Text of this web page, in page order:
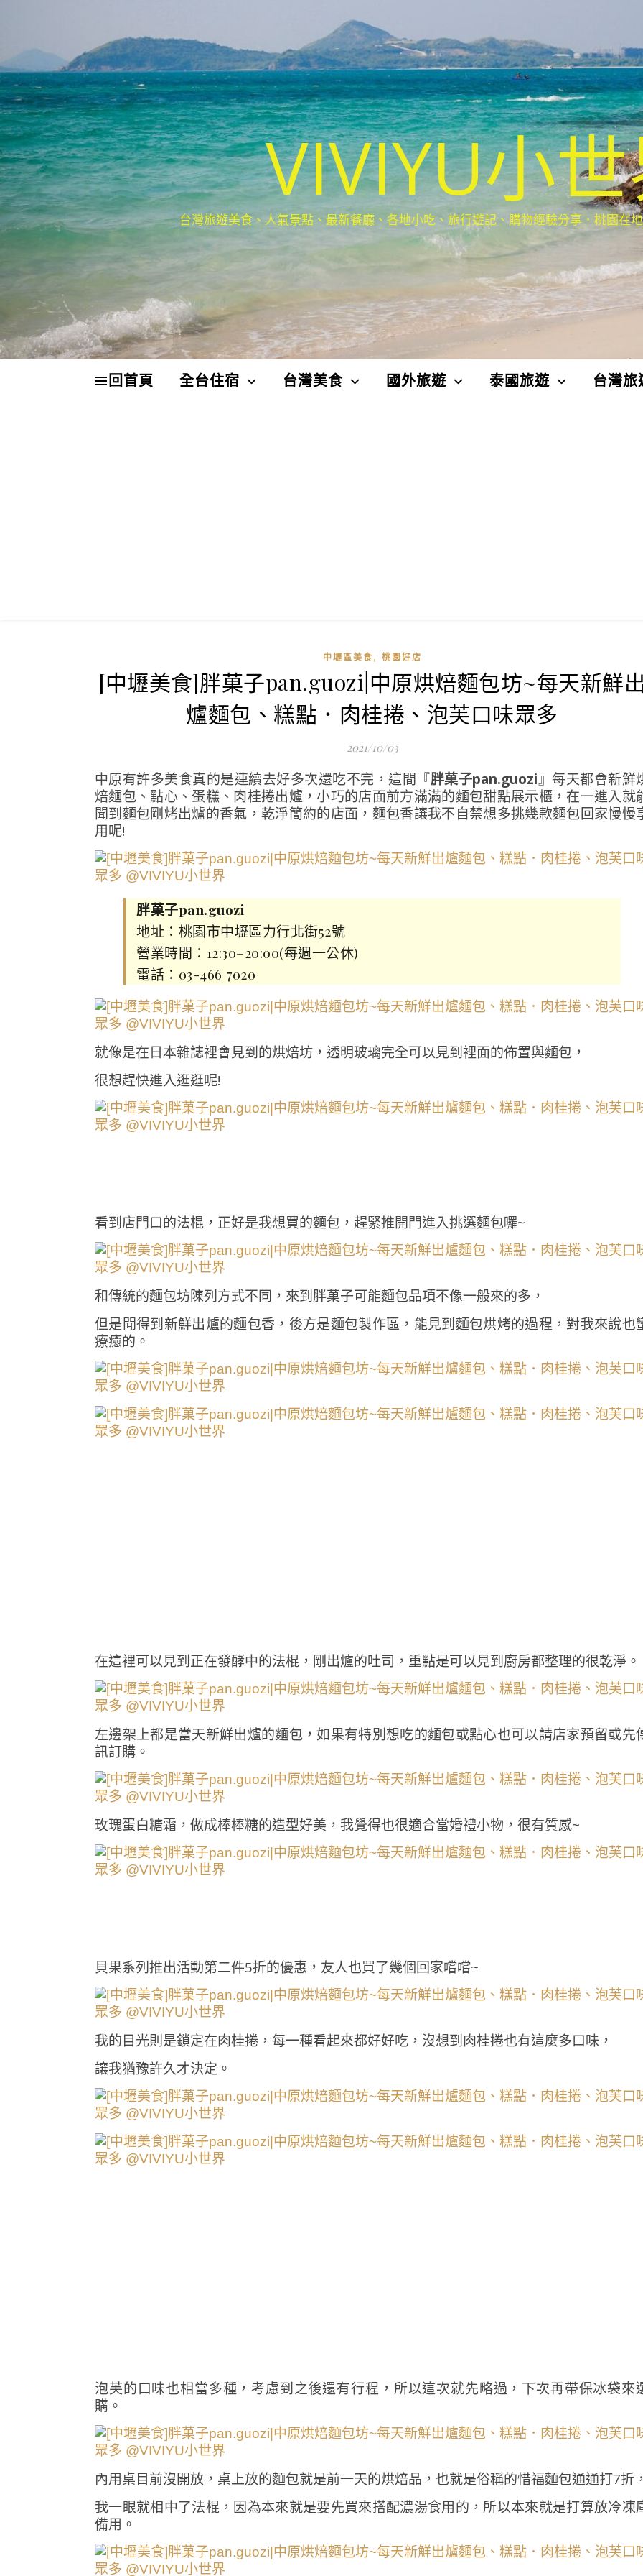
VIVIYU小
台灣旅遊美食、人氣景點、最新餐廳、各地小吃、旅行遊記、購物經驗分享．桃園在
回首頁 全台住宿 台灣美食 國外旅遊 泰國旅遊 台灣旅
中壢區美食 , 桃園好店
[中壢美食]胖菓子pan.guozi|中原烘焙麵包坊~每天新鮮
爐麵包、糕點．肉桂捲、泡芙口味眾多
2021/10/03
中原有許多美食真的是連續去好多次還吃不完，這間『胖菓子pan.guozi』每天都會新鮮
焙麵包、點心、蛋糕、肉桂捲出爐，小巧的店面前方滿滿的麵包甜點展示櫃，在一進入就
聞到麵包剛烤出爐的香氣，乾淨簡約的店面，麵包香讓我不自禁想多挑幾款麵包回家慢慢
用呢!
胖菓子pan.guozi
地址：桃園市中壢區力行北街52號
營業時間：12:30–20:00(每週一公休)
電話：03-466 7020
就像是在日本雜誌裡會見到的烘焙坊，透明玻璃完全可以見到裡面的佈置與麵包，
很想趕快進入逛逛呢!
看到店門口的法棍，正好是我想買的麵包，趕緊推開門進入挑選麵包囉~
和傳統的麵包坊陳列方式不同，來到胖菓子可能麵包品項不像一般來的多，
但是聞得到新鮮出爐的麵包香，後方是麵包製作區，能見到麵包烘烤的過程，對我來說也
療癒的。
在這裡可以見到正在發酵中的法棍，剛出爐的吐司，重點是可以見到廚房都整理的很乾淨。
左邊架上都是當天新鮮出爐的麵包，如果有特別想吃的麵包或點心也可以請店家預留或先
訊訂購。
玫瑰蛋白糖霜，做成棒棒糖的造型好美，我覺得也很適合當婚禮小物，很有質感~
貝果系列推出活動第二件5折的優惠，友人也買了幾個回家嚐嚐~
我的目光則是鎖定在肉桂捲，每一種看起來都好好吃，沒想到肉桂捲也有這麼多口味，
讓我猶豫許久才決定。
泡芙的口味也相當多種，考慮到之後還有行程，所以這次就先略過，下次再帶保冰袋來
購。
內用桌目前沒開放，桌上放的麵包就是前一天的烘焙品，也就是俗稱的惜福麵包通通打7折
我一眼就相中了法棍，因為本來就是要先買來搭配濃湯食用的，所以本來就是打算放冷凍
備用。